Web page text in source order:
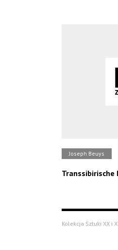
Joseph Beuys
Transsibirische
Kolekcja Sztuki XX i